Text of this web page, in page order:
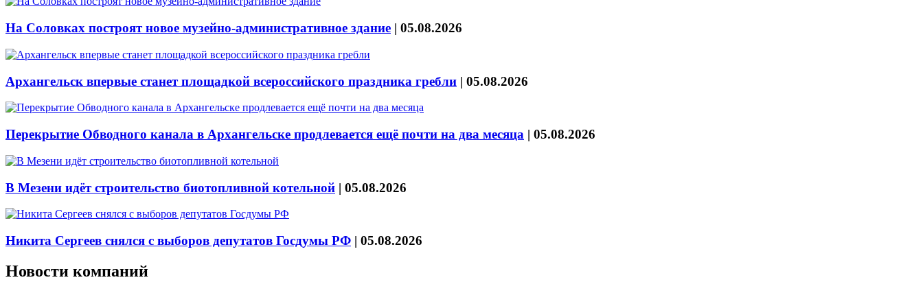
На Соловках построят новое музейно-административное здание | 05.08.2026
Архангельск впервые станет площадкой всероссийского праздника гребли | 05.08.2026
Перекрытие Обводного канала в Архангельске продлевается ещё почти на два месяца | 05.08.2026
В Мезени идёт строительство биотопливной котельной | 05.08.2026
Никита Сергеев снялся с выборов депутатов Госдумы РФ | 05.08.2026
Новости компаний